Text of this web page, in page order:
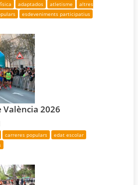
adaptados atletisme
altres
esdeveniments participatius
València 2026
carreres populars
edat escolar